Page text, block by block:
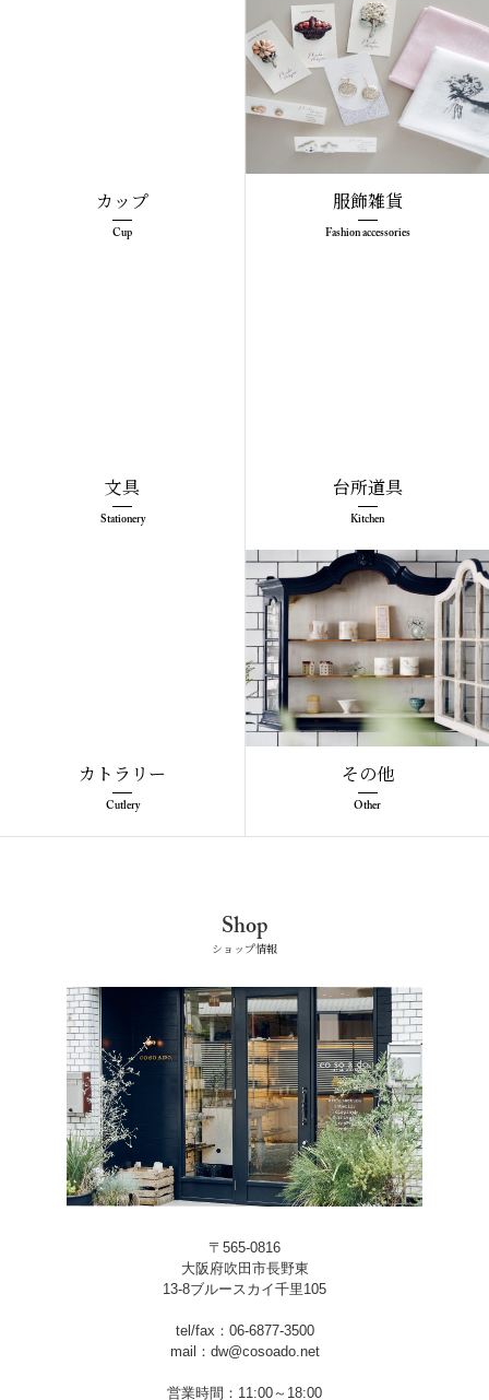
カップ
Cup
服飾雑貨
Fashion accessories
文具
Stationery
台所道具
Kitchen
カトラリー
Cutlery
その他
Other
Shop
ショップ情報
〒565-0816
大阪府吹田市長野東
13-8ブルースカイ千里105
tel/fax：06-6877-3500
mail：dw@cosoado.net
営業時間：11:00～18:00